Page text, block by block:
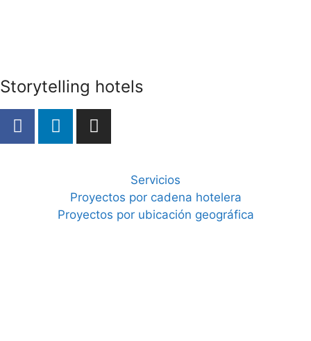
Storytelling hotels
Servicios
Proyectos por cadena hotelera
Proyectos por ubicación geográfica